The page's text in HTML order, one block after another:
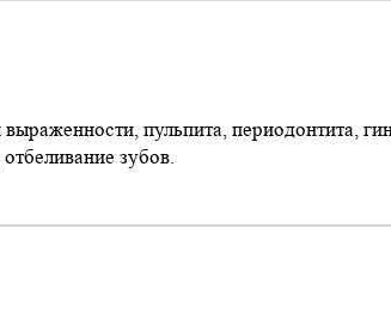
пульпита, периодонтита,
зубов.